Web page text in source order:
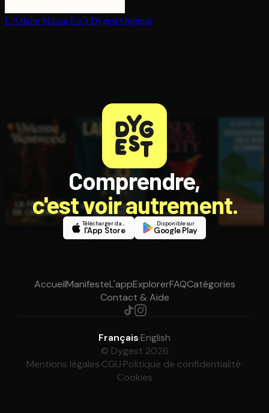
L'Affaire Mazan Ep.3 Dygest Original
Comprendre,
c'est voir autrement.
Télécharger dans
l'App Store
Disponible sur
Google Play
AccueilManifesteL'appExplorerFAQCatégories
Contact & Aide
Français·English
© Dygest 2026
Mentions légales·CGU·Politique de confidentialité·
Cookies